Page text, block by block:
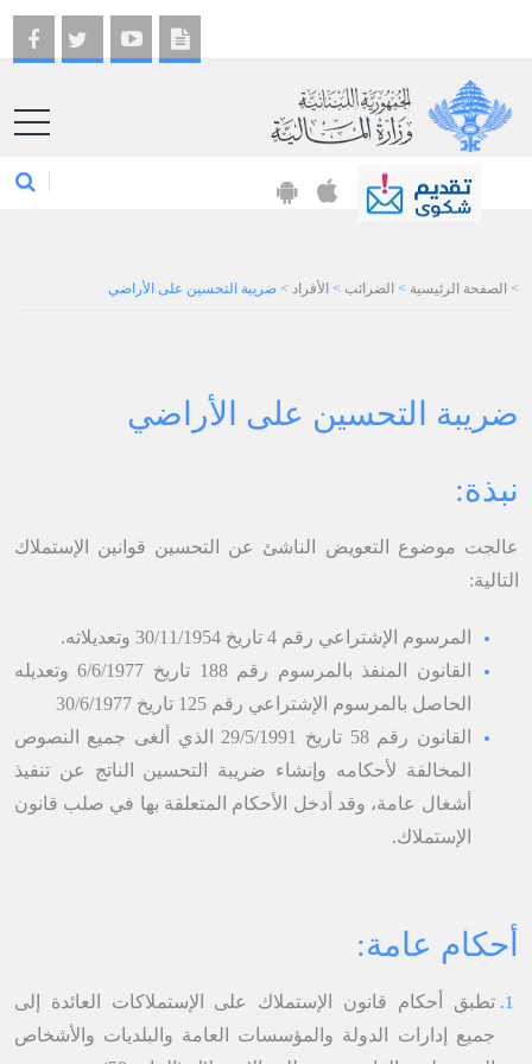
EN
> الصفحة الرئيسية > الضرائب > الأفراد >ضريبة التحسين على الأراضي
ضريبة التحسين على الأراضي
نبذة:
عالجت موضوع التعويض الناشئ عن التحسين قوانين الإستملاك
التالية:
المرسوم الإشتراعي رقم 4 تاريخ 30/11/1954 وتعديلاته.
القانون المنفذ بالمرسوم رقم 188 تاريخ 6/6/1977 وتعديله
الحاصل بالمرسوم الإشتراعي رقم 125 تاريخ 30/6/1977
القانون رقم 58 تاريخ 29/5/1991 الذي ألغى جميع النصوص
المخالفة لأحكامه وإنشاء ضريبة التحسين الناتج عن تنفيذ
أشغال عامة، وقد أدخل الأحكام المتعلقة بها في صلب قانون
الإستملاك.​​
أحكام عامة:
تطبق أحكام قانون الإستملاك على الإستملاكات العائدة إلى
جميع إدارات الدولة والمؤسسات العامة والبلديات والأشخاص